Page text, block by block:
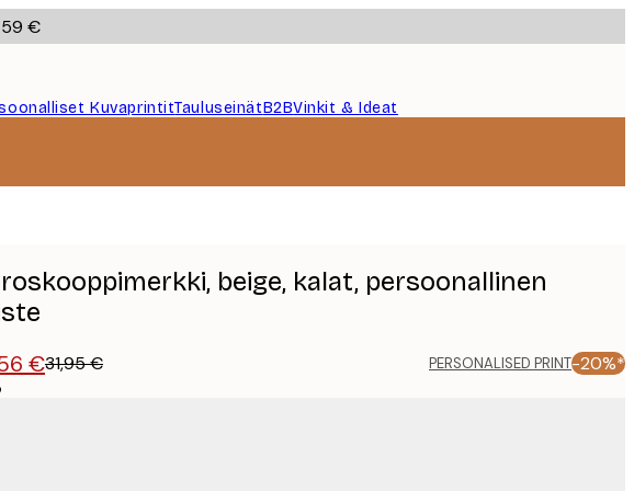
59 €
KuvaprintitTauluseinätB2BVinkit & Ideat
beige, kalat, persoonallinen
€31,95 € PERSONALISED PRINT-20%*